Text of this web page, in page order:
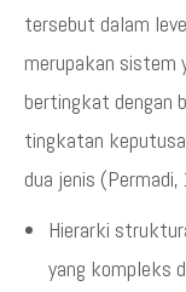
tersebut dalam
merupakan sistem
bertingkat dengan
tingkatan
dua jenis
Hierarki
yang kompleks